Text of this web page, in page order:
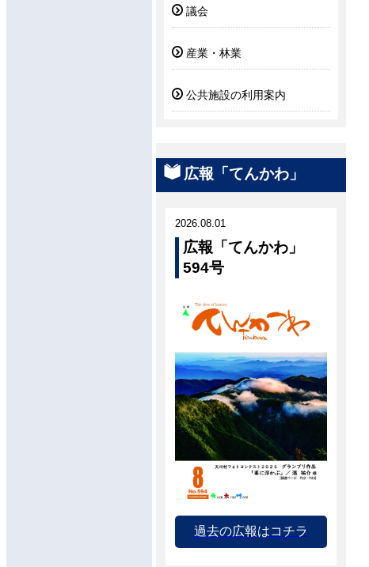
議会
産業・林業
公共施設の利用案内
広報「てんかわ」
2026.08.01
広報「てんかわ」
594号
過去の広報はコチラ